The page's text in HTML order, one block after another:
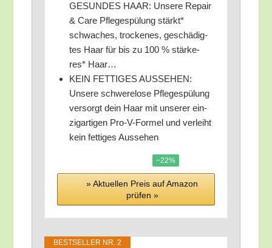
GESUNDES HAAR: Unse­re Repair
& Care Pfle­ge­spü­lung stärkt*
schwa­ches, tro­cke­nes, geschä­dig­
tes Haar für bis zu 100 % stär­ke­
res* Haar…
KEIN FETTIGES AUSSEHEN:
Unse­re schwe­re­lo­se Pfle­ge­spü­lung
ver­sorgt dein Haar mit unse­rer ein­
zig­ar­ti­gen Pro-V-For­mel und ver­leiht
kein fet­ti­ges Aussehen
−22%
» Aktu­el­len Preis auf Ama­zon
prü­fen »
BEST­SEL­LER NR. 2